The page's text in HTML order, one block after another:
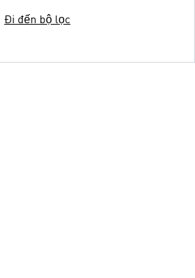
Đi đến bộ lọc